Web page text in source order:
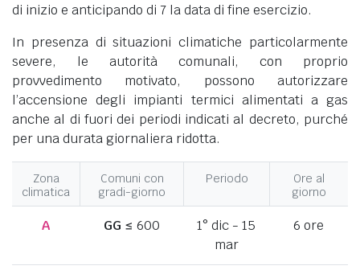
di inizio e anticipando di 7 la data di fine esercizio.
In presenza di situazioni climatiche particolarmente
severe, le autorità comunali, con proprio
provvedimento motivato, possono autorizzare
l’accensione degli impianti termici alimentati a gas
anche al di fuori dei periodi indicati al decreto, purché
per una durata giornaliera ridotta.
Zona
climatica
Comuni con
gradi-giorno
Periodo
Ore al
giorno
A GG ≤ 600
1° dic - 15
mar
6 ore